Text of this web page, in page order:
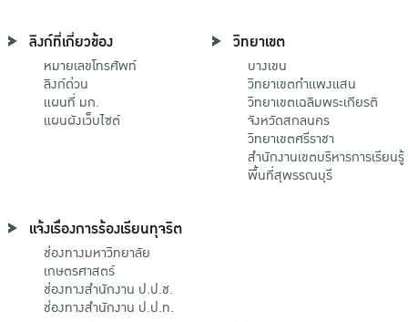
ลิงก์ที่เกี่ยวข้อง
หมายเลขโทรศัพท์
ลิงก์ด่วน
แผนที่ มก.
แผนผังเว็บไซต์
วิทยาเขต
บางเขน
วิทยาเขตกําแพงแสน
วิทยาเขตเฉลิมพระเกียรติ
จังหวัดสกลนคร
วิทยาเขตศรีราชา
สำนักงานเขตบริหารการเรียนรู้
พื้นที่สุพรรณบุรี
แจ้งเรื่องการร้องเรียนทุจริต
ช่องทางมหาวิทยาลัย
เกษตรศาสตร์
ช่องทางสำนักงาน ป.ป.ช.
ช่องทางสำนักงาน ป.ป.ท.